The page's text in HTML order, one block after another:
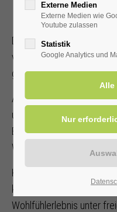
Die Kneippanlage im
von April bis Oktober mit
gefüllt.
Auf dem Barfußpfad
unterschiedlichen
Barfuß-Laufen ein. Ein
Westernkottener Badetorf
Kneippanlage und
können praktischerweise
Wohlfühlerlebnis unter
Externe Medien
Externe Medien wie
Youtube zulassen
Statistik
Google Analytics und